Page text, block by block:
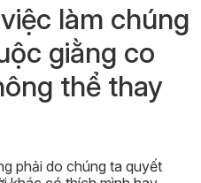
làm chúng
giằng co
thể thay
phải do chúng ta quyết